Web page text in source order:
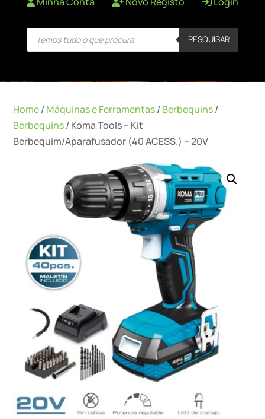
Products
search PESQUISAR
Home/Máquinas e Ferramentas/Berbequins/
Berbequins/ Koma Tools – Kit
Berbequim/Aparafusador (40 ACESS.) – 20V